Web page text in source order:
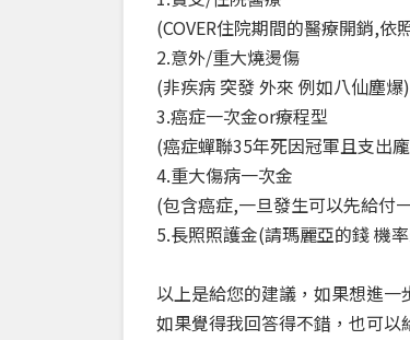
(COVER住院期間的醫療開銷,
2.意外/重大燒燙傷
(非疾病 突發 外來 例如八仙塵爆)
3.癌症一次金or療程型
(癌症蟬聯35年死因冠軍且支出
4.重大傷病一次金
(包含癌症,一旦發生可以先給付
5.長照照護金(請瑪麗亞的錢 機
以上是給您的建議，如果想進
如果覺得我回答得不錯，也可